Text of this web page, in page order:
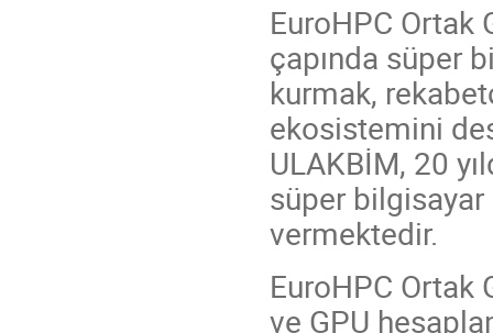
EuroHPC Ortak
çapında süper
kurmak,
ekosistemini
ULAKBİM, 20
süper
vermektedir.
EuroHPC Ortak
ve GPU